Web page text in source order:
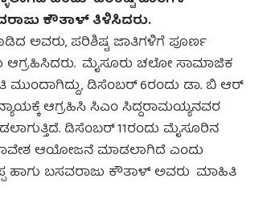
ಕೌತಾಳ್ ತಿಳಿಸಿದರು.
ಅವರು, ಪರಿಶಿಷ್ಟ ಜಾತಿಗಳಿಗೆ ಪೂರ್ಣ
ಆಗ್ರಹಿಸಿದರು. ಮೈಸೂರು ಚಲೋ ಸಾಮಾಜಿಕ
ಡಿಸೆಂಬರ್ 6ರಂದು ಡಾ. ಬಿ ಆರ್
ಆಗ್ರಹಿಸಿ ಸಿಎಂ ಸಿದ್ದರಾಮಯ್ಯನವರ
ಡಿಸೆಂಬರ್ 11ರಂದು ಮೈಸೂರಿನ
ಆಯೋಜನೆ ಮಾಡಲಾಗಿದೆ ಎಂದು
ಬಸವರಾಜು ಕೌತಾಳ್ ಅವರು ಮಾಹಿತಿ